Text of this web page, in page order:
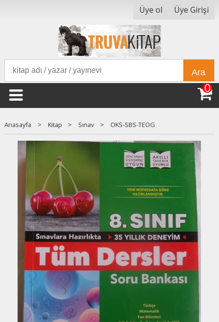
Üye ol Üye Girişi
Ara
0
Anasayfa > Kitap > Sınav > OKS-SBS-TEOG